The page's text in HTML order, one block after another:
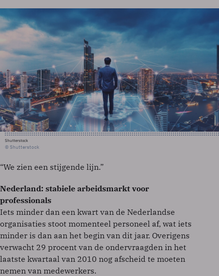
Shutterstock
© Shutterstock
“We zien een stijgende lijn.”
Nederland: stabiele arbeidsmarkt voor
professionals
Iets minder dan een kwart van de Nederlandse
organisaties stoot momenteel personeel af, wat iets
minder is dan aan het begin van dit jaar. Overigens
verwacht 29 procent van de ondervraagden in het
laatste kwartaal van 2010 nog afscheid te moeten
nemen van medewerkers.